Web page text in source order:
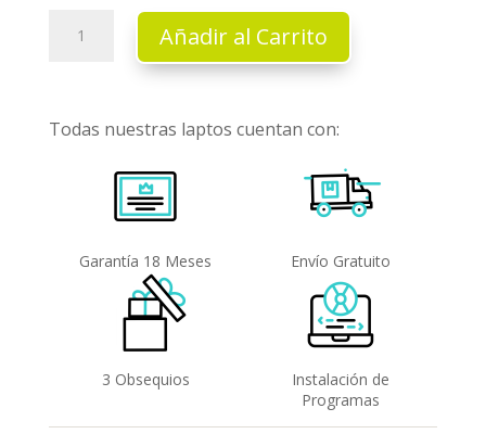
Añadir al Carrito
Todas nuestras laptos cuentan con:
Garantía 18 Meses Envío Gratuito
3 Obsequios
Instalación de
Programas